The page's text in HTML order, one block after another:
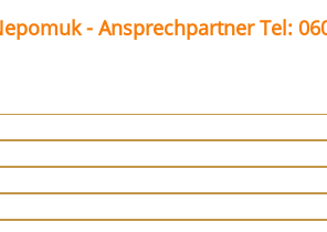
- Ansprechpartner Tel: